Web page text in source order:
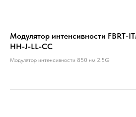
Модулятор интенсивности FBRT-
HH-J-LL-CC
Модулятор интенсивности 850 нм 2.5G